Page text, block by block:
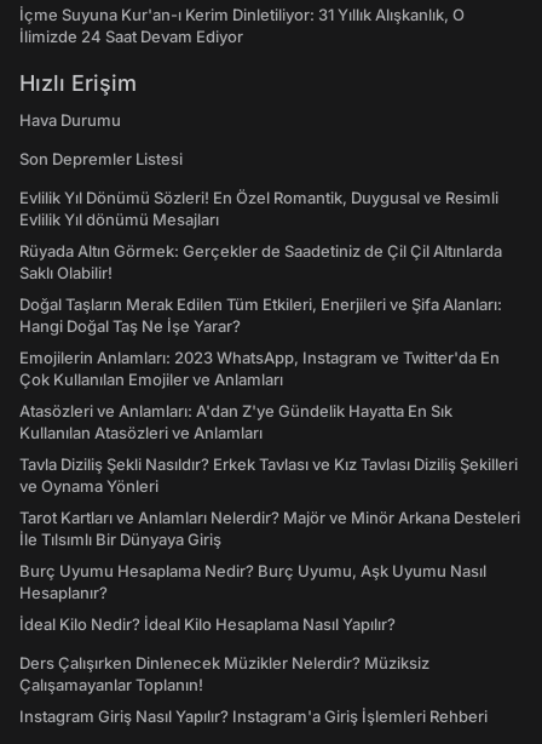
İçme Suyuna Kur'an-ı Kerim Dinletiliyor: 31 Yıllık Alışkanlık, O
İlimizde 24 Saat Devam Ediyor
Hızlı Erişim
Hava Durumu
Son Depremler Listesi
Evlilik Yıl Dönümü Sözleri! En Özel Romantik, Duygusal ve Resimli
Evlilik Yıl dönümü Mesajları
Rüyada Altın Görmek: Gerçekler de Saadetiniz de Çil Çil Altınlarda
Saklı Olabilir!
Doğal Taşların Merak Edilen Tüm Etkileri, Enerjileri ve Şifa Alanları:
Hangi Doğal Taş Ne İşe Yarar?
Emojilerin Anlamları: 2023 WhatsApp, Instagram ve Twitter'da En
Çok Kullanılan Emojiler ve Anlamları
Atasözleri ve Anlamları: A'dan Z'ye Gündelik Hayatta En Sık
Kullanılan Atasözleri ve Anlamları
Tavla Diziliş Şekli Nasıldır? Erkek Tavlası ve Kız Tavlası Diziliş Şekilleri
ve Oynama Yönleri
Tarot Kartları ve Anlamları Nelerdir? Majör ve Minör Arkana Desteleri
İle Tılsımlı Bir Dünyaya Giriş
Burç Uyumu Hesaplama Nedir? Burç Uyumu, Aşk Uyumu Nasıl
Hesaplanır?
İdeal Kilo Nedir? İdeal Kilo Hesaplama Nasıl Yapılır?
Ders Çalışırken Dinlenecek Müzikler Nelerdir? Müziksiz
Çalışamayanlar Toplanın!
Instagram Giriş Nasıl Yapılır? Instagram'a Giriş İşlemleri Rehberi